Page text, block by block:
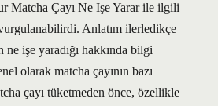
Matcha Çayı Ne Işe Yarar ile ilgili
Anlatım ilerledikçe
ne işe yaradığı hakkında bilgi
olarak matcha çayının bazı
çayı tüketmeden önce, özellikle